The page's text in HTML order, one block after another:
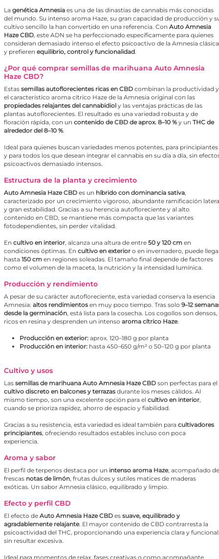
La genética Amnesia es una de las dinastías de cannabis más conocidas
del mundo. Su intenso aroma Haze, su gran capacidad de producción y
cultivo sencillo la han convertido en una referencia. Con Auto Amnesia
Haze CBD, este ADN se ha perfeccionado específicamente para quienes
consideran demasiado intenso el efecto psicoactivo de la Amnesia clásica
y prefieren equilibrio, control y funcionalidad.
¿Por qué comprar semillas de marihuana Auto Amnesia
Haze CBD?
Estas semillas autoflorecientes ricas en CBD combinan la productividad y
el característico aroma cítrico Haze de la Amnesia original con las
propiedades relajantes del cannabidiol y las ventajas prácticas de las
plantas autoflorecientes. El resultado es una variedad robusta y de
floración rápida, con un contenido de CBD de aprox. 8–10 % y un THC de
alrededor del 8–10 %.
Ideal para quienes buscan variedades menos potentes, para principiantes
y para todos los que desean integrar el cannabis en su día a día, sin
psicoactivos demasiado intensos.
Estructura de la planta y crecimiento
Auto Amnesia Haze CBD es un híbrido con dominancia sativa,
caracterizado por un crecimiento vigoroso, abundante ramificación
y gran estabilidad. Gracias a su herencia autofloreciente y al alto
contenido en CBD, se mantiene más compacta que las variantes
fotodependientes, sin perder vitalidad.
En cultivo en interior, alcanza una altura de entre 50 y 120 cm en
condiciones óptimas. En cultivo en exterior o en invernadero, puede
hasta 150 cm en regiones soleadas. El tamaño final depende de factores
como el volumen de la maceta, la nutrición y la intensidad lumínica.
Producción y rendimiento
A pesar de su carácter autofloreciente, esta variedad conserva la esencia
Amnesia: altos rendimientos en muy poco tiempo. Tras solo 9–12
desde la germinación, está lista para la cosecha. Los cogollos son densos,
ricos en resina y desprenden un intenso aroma cítrico Haze.
Producción en exterior: aprox. 120–180 g por planta
Producción en interior: hasta 450–650 g/m² o 50–120 g por planta
Cultivo y usos
Las semillas de marihuana Auto Amnesia Haze CBD son perfectas para el
cultivo discreto en balcones y terrazas durante los meses cálidos. Al
mismo tiempo, son una excelente opción para el cultivo en interior,
cuando se prioriza rapidez, ahorro de espacio y fiabilidad.
Gracias a su resistencia, esta variedad es ideal también para cultivadores
principiantes, ofreciendo resultados estables incluso con poca
experiencia.
Aroma y sabor
El perfil de terpenos destaca por un intenso aroma Haze, acompañado de
frescas notas de limón, frutas dulces y sutiles matices de maderas
exóticas. Un sabor Amnesia clásico, equilibrado y limpio.
Efecto y perfil CBD
El efecto de Auto Amnesia Haze CBD es suave, equilibrado y
agradablemente relajante. El mayor contenido de CBD contrarresta la
psicoactividad del THC, proporcionando una experiencia clara y
sin resultar excesiva.
Ideal para momentos de relax, fases creativas o como acompañante